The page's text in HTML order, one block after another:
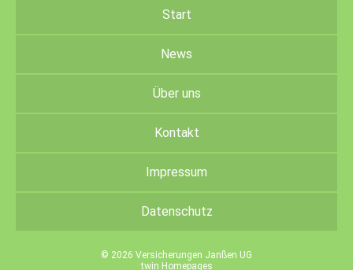
Start
News
Über uns
Kontakt
Impressum
Datenschutz
© 2026 Versicherungen Janßen UG
twin Homepages